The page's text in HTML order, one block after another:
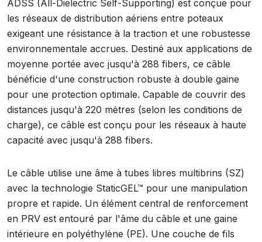
ADSS (All-Dielectric Self-Supporting) est conçue pour
les réseaux de distribution aériens entre poteaux
exigeant une résistance à la traction et une robustesse
environnementale accrues. Destiné aux applications de
moyenne portée avec jusqu'à 288 fibers, ce câble
bénéficie d'une construction robuste à double gaine
pour une protection optimale. Capable de couvrir des
distances jusqu'à 220 mètres (selon les conditions de
charge), ce câble est conçu pour les réseaux à haute
capacité avec jusqu'à 288 fibers.
Le câble utilise une âme à tubes libres multibrins (SZ)
avec la technologie StaticGEL™ pour une manipulation
propre et rapide. Un élément central de renforcement
en PRV est entouré par l'âme du câble et une gaine
intérieure en polyéthylène (PE). Une couche de fils